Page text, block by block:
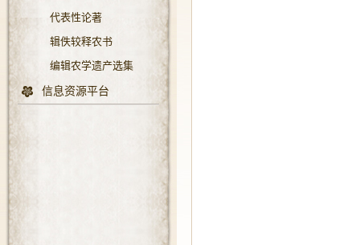
代表性论著
辑佚较释农书
编辑农学遗产选集
信息资源平台